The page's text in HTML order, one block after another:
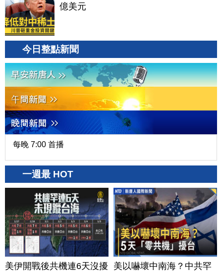
億美元
今日整點新聞
每晚 7:00 首播
一週最 HOT
美伊開戰後共機連6天沒擾
美以嚇壞中南海？中共罕